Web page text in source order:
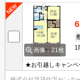
画像：21枚
1
★お引越しキャンペ
お問い合わせくだ